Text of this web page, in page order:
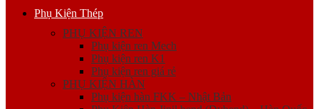
Phụ Kiện Thép
PHỤ KIỆN REN
Phụ kiện ren Mech
Phụ kiện ren K1
Phụ kiện ren giá rẻ
PHỤ KIỆN HÀN
Phụ kiện hàn FKK – Nhật Bản